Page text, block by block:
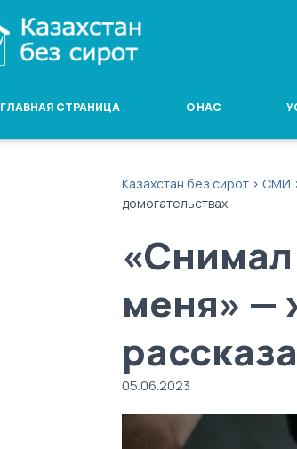
ГЛАВНАЯ СТРАНИЦА О НАС
Казахстан без сирот > СМИ
домогательствах
меня» —
05.06.2023